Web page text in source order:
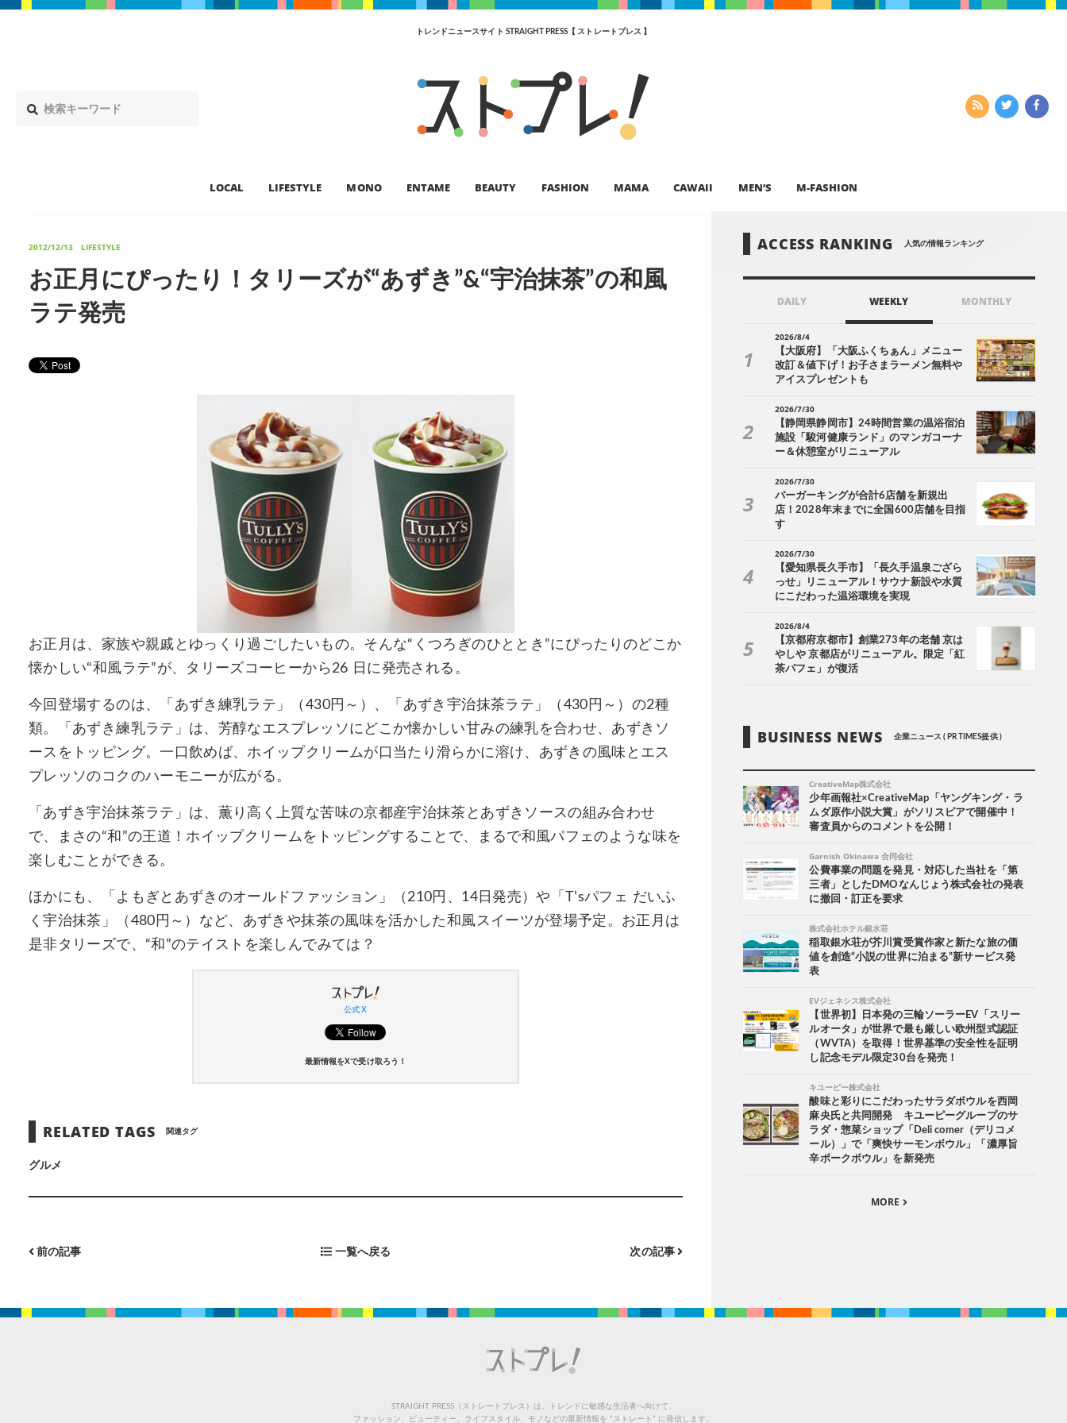
トレンドニュースサイト STRAIGHT PRESS【 ストレートプレス 】
LOCAL LIFESTYLE MONO ENTAME BEAUTY FASHION MAMA CAWAII MEN’S M-FASHION
2012/12/13 LIFESTYLE
お正月にぴったり！タリーズが“あずき”&“宇治抹茶”の和風
ラテ発売
お正月は、家族や親戚とゆっくり過ごしたいもの。そんな“くつろぎのひととき”にぴったりのどこか
懐かしい“和風ラテ”が、タリーズコーヒーから26 日に発売される。
今回登場するのは、「あずき練乳ラテ」（430円～）、「あずき宇治抹茶ラテ」（430円～）の2種
類。「あずき練乳ラテ」は、芳醇なエスプレッソにどこか懐かしい甘みの練乳を合わせ、あずきソ
ースをトッピング。一口飲めば、ホイップクリームが口当たり滑らかに溶け、あずきの風味とエス
プレッソのコクのハーモニーが広がる。
「あずき宇治抹茶ラテ」は、薫り高く上質な苦味の京都産宇治抹茶とあずきソースの組み合わせ
で、まさの“和”の王道！ホイップクリームをトッピングすることで、まるで和風パフェのような味を
楽しむことができる。
ほかにも、「よもぎとあずきのオールドファッション」（210円、14日発売）や「T’sパフェ だいふ
く宇治抹茶」（480円～）など、あずきや抹茶の風味を活かした和風スイーツが登場予定。お正月は
是非タリーズで、“和”のテイストを楽しんでみては？
公式 X
最新情報をXで受け取ろう！
RELATED TAGS 関連タグ
グルメ
前の記事 一覧へ戻る 次の記事
ACCESS RANKING 人気の情報ランキング
DAILY WEEKLY MONTHLY
2026/8/4
【大阪府】「大阪ふくちぁん」メニュー
改訂＆値下げ！お子さまラーメン無料や
アイスプレゼントも
2026/7/30
【静岡県静岡市】24時間営業の温浴宿泊
施設「駿河健康ランド」のマンガコーナ
ー＆休憩室がリニューアル
2026/7/30
バーガーキングが合計6店舗を新規出
店！2028年末までに全国600店舗を目指
す
2026/7/30
【愛知県長久手市】「長久手温泉ござら
っせ」リニューアル！サウナ新設や水質
にこだわった温浴環境を実現
2026/8/4
【京都府京都市】創業273年の老舗 京は
やしや 京都店がリニューアル。限定「紅
茶パフェ」が復活
BUSINESS NEWS 企業ニュース ( PR TIMES提供 )
CreativeMap株式会社
少年画報社×CreativeMap「ヤングキング・ラ
ムダ原作小説大賞」がソリスピアで開催中！
審査員からのコメントを公開！
Garnish Okinawa 合同会社
公費事業の問題を発見・対応した当社を「第
三者」としたDMOなんじょう株式会社の発表
に撤回・訂正を要求
株式会社ホテル銀水荘
稲取銀水荘が芥川賞受賞作家と新たな旅の価
値を創造“小説の世界に泊まる”新サービス発
表
EVジェネシス株式会社
【世界初】日本発の三輪ソーラーEV「スリー
ルオータ」が世界で最も厳しい欧州型式認証
（WVTA）を取得！世界基準の安全性を証明
し記念モデル限定30台を発売！
キユーピー株式会社
酸味と彩りにこだわったサラダボウルを西岡
麻央氏と共同開発 キユーピーグループのサ
ラダ・惣菜ショップ「Deli comer（デリコメ
ール）」で「爽快サーモンボウル」「濃厚旨
辛ポークボウル」を新発売
MORE
STRAIGHT PRESS（ストレートプレス）は、トレンドに敏感な生活者へ向けて、
ファッション、ビューティー、ライフスタイル、モノなどの最新情報を “ストレート” に発信します。